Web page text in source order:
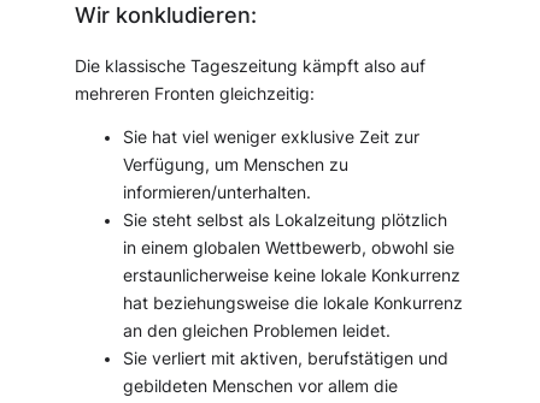
Wir konkludieren:
Die klassische Tageszeitung kämpft also auf
mehreren Fronten gleichzeitig:
Sie hat viel weniger exklusive Zeit zur
Verfügung, um Menschen zu
informieren/unterhalten.
Sie steht selbst als Lokalzeitung plötzlich
in einem globalen Wettbewerb, obwohl sie
erstaunlicherweise keine lokale Konkurrenz
hat beziehungsweise die lokale Konkurrenz
an den gleichen Problemen leidet.
Sie verliert mit aktiven, berufstätigen und
gebildeten Menschen vor allem die